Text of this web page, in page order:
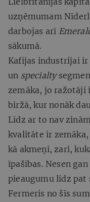
uzņēmumam
darbojas arī
sākumā.
Kafijas industrijai
un specialty
zemāka, jo
biržā, kur nonāk
Līdz ar to nav
kvalitāte ir
kā akmeņi, zari,
īpašības. Nesen
pieaugumu līdz pat
Fermeris no šīs